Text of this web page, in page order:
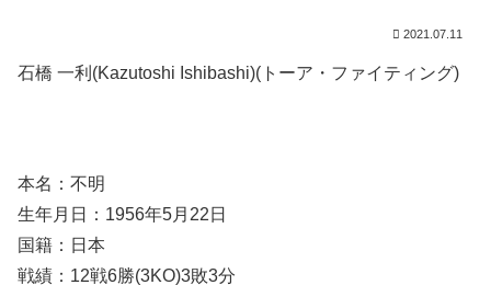
2021.07.11
石橋 一利(Kazutoshi Ishibashi)(トーア・ファイティング)
本名：不明
生年月日：1956年5月22日
国籍：日本
戦績：12戦6勝(3KO)3敗3分